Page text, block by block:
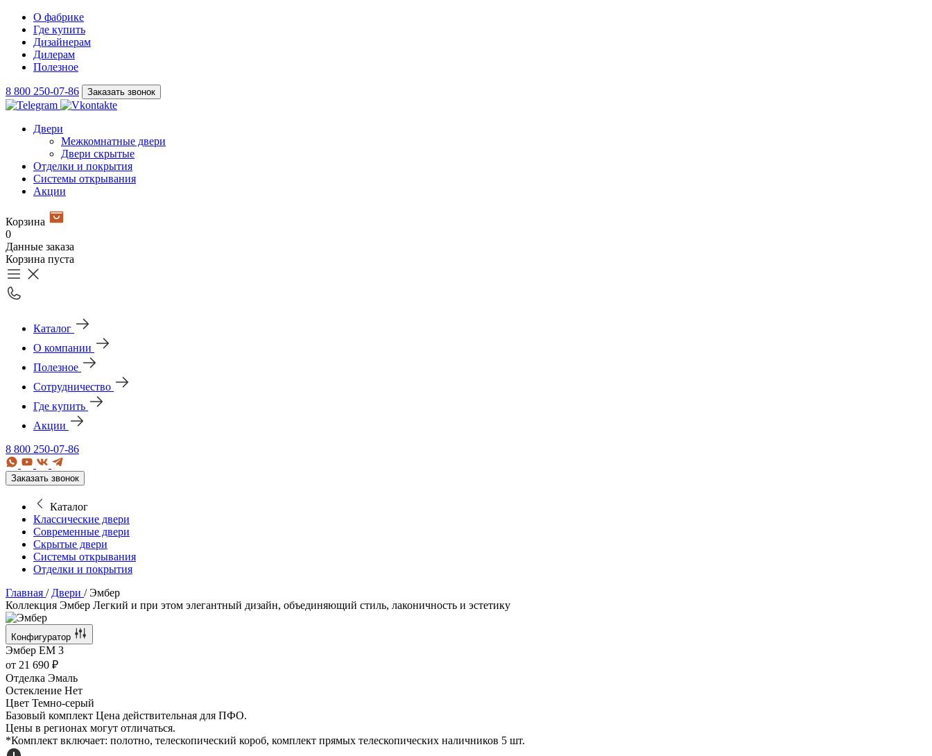
О фабрике
Где купить
Дизайнерам
Дилерам
Полезное
8 800 250-07-86 Заказать звонок
Двери
Межкомнатные двери
Двери скрытые
Отделки и покрытия
Системы открывания
Акции
Корзина
0
Данные заказа
Корзина пуста
Каталог
О компании
Полезное
Сотрудничество
Где купить
Акции
8 800 250-07-86
Заказать звонок
Каталог
Классические двери
Современные двери
Скрытые двери
Системы открывания
Отделки и покрытия
Главная / Двери / Эмбер
Коллекция Эмбер Легкий и при этом элегантный дизайн, объединяющий стиль, лаконичность и эстетику
Конфигуратор
Эмбер EM 3
от 21 690 ₽
Отделка Эмаль
Остекление Нет
Цвет Темно-серый
Базовый комплект Цена действительная для ПФО.
Цены в регионах могут отличаться.
*Комплект включает: полотно, телескопический короб, комплект прямых телескопических наличников 5 шт.